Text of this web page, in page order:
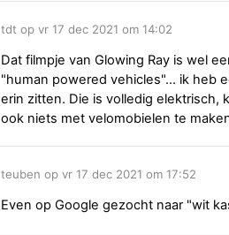
tdt op vr 17 dec 2021 om 14:02
Dat filmpje van Glowing Ray is wel
"human powered vehicles"... ik heb
erin zitten. Die is volledig elektrisch,
ook niets met velomobielen te
teuben op vr 17 dec 2021 om 17:52
Even op Google gezocht naar "wit